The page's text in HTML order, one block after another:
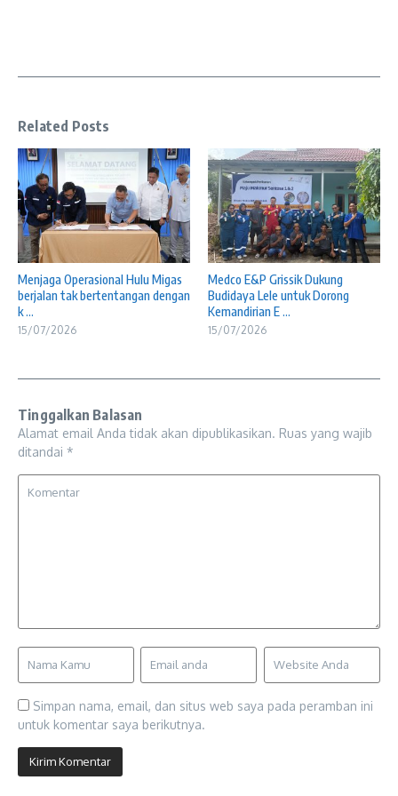
Related Posts
Menjaga Operasional Hulu Migas
berjalan tak bertentangan dengan
k ...
15/07/2026
Medco E&P Grissik Dukung
Budidaya Lele untuk Dorong
Kemandirian E ...
15/07/2026
Tinggalkan Balasan
Alamat email Anda tidak akan dipublikasikan. Ruas yang wajib
ditandai *
Simpan nama, email, dan situs web saya pada peramban ini
untuk komentar saya berikutnya.